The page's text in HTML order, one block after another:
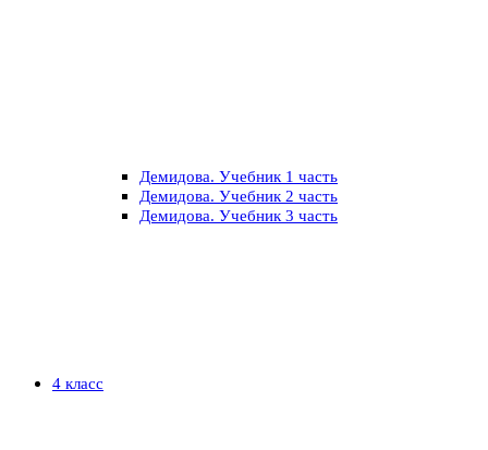
Демидова. Учебник 1 часть
Демидова. Учебник 2 часть
Демидова. Учебник 3 часть
4 класс